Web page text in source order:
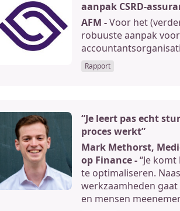
aanpak CSRD-
AFM -Voor het
robuuste aanpak voor
Rapport
“Je leert pas echt
proces werkt”
Mark Methorst,
op Finance -“Je
te optimaliseren.
werkzaamheden
en mensen